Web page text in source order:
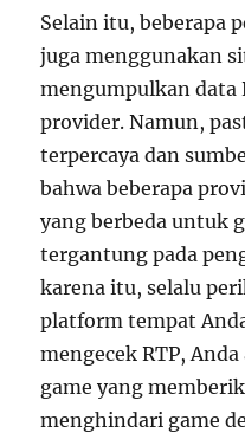
Selain itu, beberapa
juga menggunakan
mengumpulkan data
provider. Namun,
terpercaya dan
bahwa beberapa
yang berbeda untuk
tergantung pada
karena itu, selalu
platform tempat
mengecek RTP,
game yang
menghindari game